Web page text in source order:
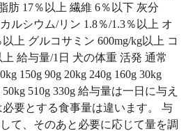
肪 17％以上 繊維 6％以下 灰分
ルシウム/リン 1.8％/1.3％以上 オ
上 グルコサミン 600mg/kg以上 コ
給与量/1日 犬の体重 活発 通常
150g 90g 20kg 240g 160g 30kg
50kg 510g 330g 給与量は一日に与え
要とする食事量は違います。 与
て、そのあと必要に応じて量を調